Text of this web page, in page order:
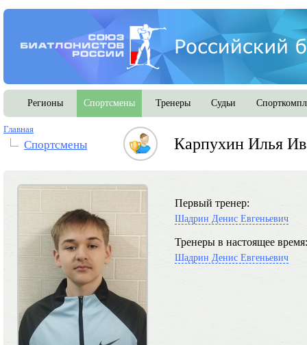
Регионы Спортсмены Тренеры Судьи
Главная
Спортсмены Карпухин Илья
Первый тренер:
Шадрин Денис Евгеньевич
Тренеры в настоящее время:
Шадрин Денис Евгеньевич